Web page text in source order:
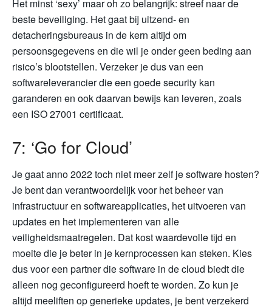
Het minst ‘sexy’ maar oh zo belangrijk: streef naar de
beste beveiliging. Het gaat bij uitzend- en
detacheringsbureaus in de kern altijd om
persoonsgegevens en die wil je onder geen beding aan
risico’s blootstellen. Verzeker je dus van een
softwareleverancier die een goede security kan
garanderen en ook daarvan bewijs kan leveren, zoals
een ISO 27001 certificaat.
7: ‘Go for Cloud’
Je gaat anno 2022 toch niet meer zelf je software hosten?
Je bent dan verantwoordelijk voor het beheer van
infrastructuur en softwareapplicaties, het uitvoeren van
updates en het implementeren van alle
veiligheidsmaatregelen. Dat kost waardevolle tijd en
moeite die je beter in je kernprocessen kan steken. Kies
dus voor een partner die software in de cloud biedt die
alleen nog geconfigureerd hoeft te worden. Zo kun je
altijd meeliften op generieke updates, je bent verzekerd